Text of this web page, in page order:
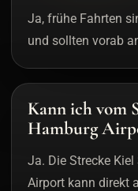
Ja, frühe Fahrten
und sollten vorab
Kann ich vom
Hamburg
Ja. Die Strecke
Airport kann direkt